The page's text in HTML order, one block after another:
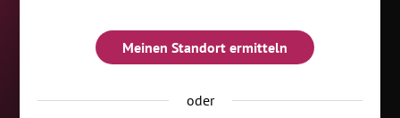
Meinen Standort ermitteln
oder